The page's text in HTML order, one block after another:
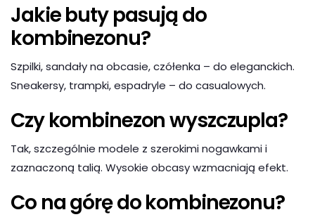
Jakie buty pasują do
kombinezonu?
Szpilki, sandały na obcasie, czółenka – do eleganckich.
Sneakersy, trampki, espadryle – do casualowych.
Czy kombinezon wyszczupla?
Tak, szczególnie modele z szerokimi nogawkami i
zaznaczoną talią. Wysokie obcasy wzmacniają efekt.
Co na górę do kombinezonu?